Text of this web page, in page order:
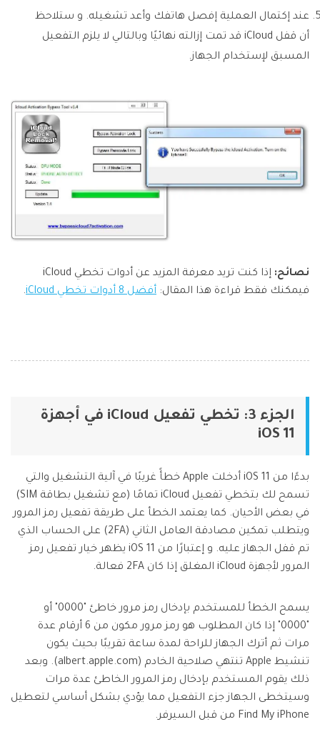
عند إكتمال العملية إفصل هاتفك وأعد تشغيله. و ستلاحظ
أن قفل iCloud قد تمت إزالته نهائيًا وبالتالي لا يلزم التفعيل
المسبق لإستخدام الجهاز.
نصائح:
إذا كنت تريد معرفة المزيد عن أدوات تخطي iCloud
فيمكنك فقط قراءة هذا المقال: أفضل 8 أدوات تخطي iCloud .
الجزء 3: تخطي تفعيل iCloud في أجهزة
iOS 11
بدءًا من iOS 11 أدخلت Apple خطأً غريبًا في آلية التشغيل والتي
تسمح لك بتخطي تفعيل iCloud تمامًا (مع تشغيل بطاقة SIM)
في بعض الأحيان. كما يعتمد الخطأ على طريقة تفعيل رمز المرور
ويتطلب تمكين مصادقة العامل الثاني (2FA) على الحساب الذي
تم قفل الجهاز عليه. و إعتبارًا من iOS 11 يظهر خيار تفعيل رمز
المرور لأجهزة iCloud المغلق إذا كان 2FA فعالة.
يسمح الخطأ للمستخدم بإدخال رمز مرور خاطئ "0000" أو
"0000" إذا كان المطلوب هو رمز مرور مكون من 6 أرقام عدة
مرات ثم أترك الجهاز للراحة لمدة ساعة تقريبًا بحيث يكون
تنشيط Apple تنتهي صلاحية الخادم (albert.apple.com). وبعد
ذلك يقوم المستخدم بإدخال رمز المرور الخاطئ عدة مرات
وسيتخطى الجهاز جزء التفعيل مما يؤدي بشكل أساسي لتعطيل
Find My iPhone من قبل السيرفر.